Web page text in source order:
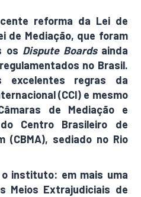
reforma da Lei de
de Mediação, que foram
os Dispute Boardsainda
no Brasil.
excelentes regras da
(CCI) e mesmo
de Mediação e
Centro Brasileiro de
(CBMA), sediado no Rio
instituto: em mais uma
Meios Extrajudiciais de